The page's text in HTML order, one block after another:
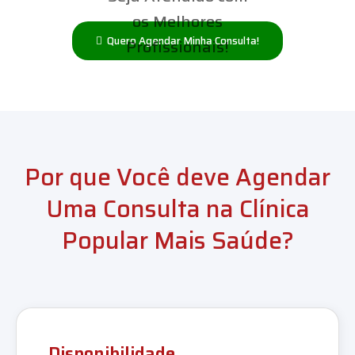
os Melhores
Profissionais!
Quero Agendar Minha Consulta!
Por que Você deve Agendar
Uma Consulta na Clínica
Popular Mais Saúde?